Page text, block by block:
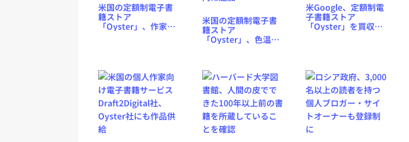
米国の定額制電子書
籍ストア
「Oyster」、作家た
米国の定額制電子書
籍ストア
「Oyster」、色温度
内に追加
米Google、定額制電
子書籍ストア
「Oyster」を買収、